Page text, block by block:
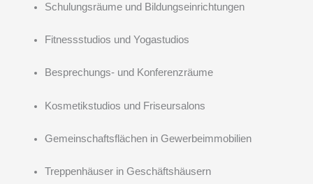
Schulungsräume und Bildungseinrichtungen
Fitnessstudios und Yogastudios
Besprechungs- und Konferenzräume
Kosmetikstudios und Friseursalons
Gemeinschaftsflächen in Gewerbeimmobilien
Treppenhäuser in Geschäftshäusern